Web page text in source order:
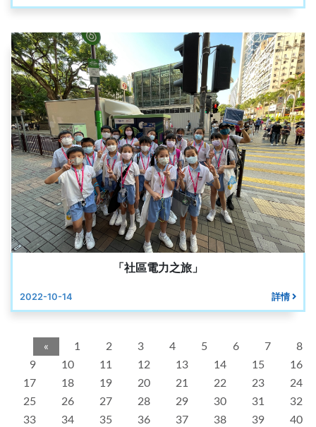
「社區電力之旅」
2022-10-14 詳情
« 1 2 3 4 5 6 7
8
9
10 11 12 13 14 15
16
17
18 19 20 21 22 23
24
25
26 27 28 29 30 31
32
33
34 35 36 37 38 39 40